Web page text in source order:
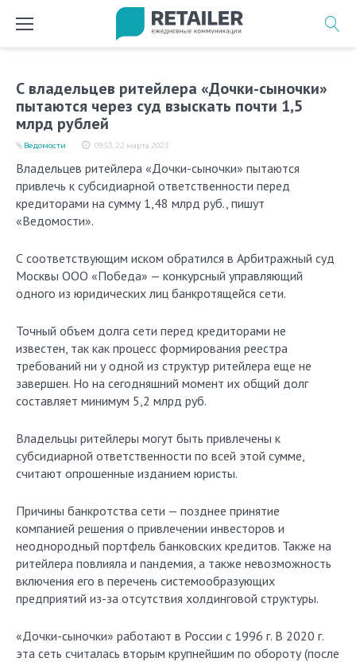
С владельцев ритейлера «Дочки-сыночки»
пытаются через суд взыскать почти 1,5
млрд рублей
09:53, 22 марта 2023
Ведомости
Владельцев ритейлера «Дочки-сыночки» пытаются
привлечь к субсидиарной ответственности перед
кредиторами на сумму 1,48 млрд руб., пишут
«Ведомости».
С соответствующим иском обратился в Арбитражный суд
Москвы ООО «Победа» — конкурсный управляющий
одного из юридических лиц банкротящейся сети.
Точный объем долга сети перед кредиторами не
известен, так как процесс формирования реестра
требований ни у одной из структур ритейлера еще не
завершен. Но на сегодняшний момент их общий долг
составляет минимум 5,2 млрд руб.
Владельцы ритейлеры могут быть привлечены к
субсидиарной ответственности по всей этой сумме,
считают опрошенные изданием юристы.
Причины банкротства сети — позднее принятие
компанией решения о привлечении инвесторов и
неоднородный портфель банковских кредитов. Также на
ритейлера повлияла и пандемия, а также невозможность
включения его в перечень системообразующих
предприятий из-за отсутствия холдинговой структуры.
«Дочки-сыночки» работают в России с 1996 г. В 2020 г.
эта сеть считалась вторым крупнейшим по обороту (после